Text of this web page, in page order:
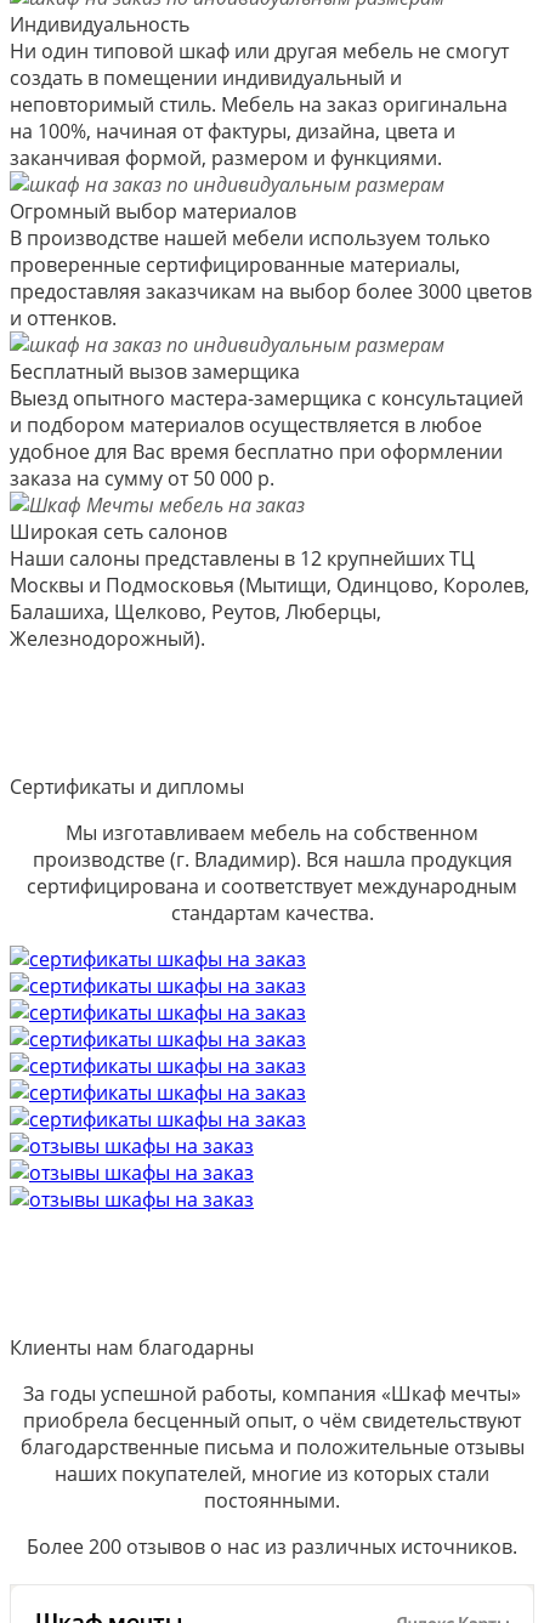
Индивидуальность
Ни один типовой шкаф или другая мебель не смогут
создать в помещении индивидуальный и
неповторимый стиль. Мебель на заказ оригинальна
на 100%, начиная от фактуры, дизайна, цвета и
заканчивая формой, размером и функциями.
Огромный выбор материалов
В производстве нашей мебели используем только
проверенные сертифицированные материалы,
предоставляя заказчикам на выбор более 3000 цветов
и оттенков.
Бесплатный вызов замерщика
Выезд опытного мастера-замерщика с консультацией
и подбором материалов осуществляется в любое
удобное для Вас время бесплатно при оформлении
заказа на сумму от 50 000 р.
Широкая сеть салонов
Наши салоны представлены в 12 крупнейших ТЦ
Москвы и Подмосковья (Мытищи, Одинцово, Королев,
Балашиха, Щелково, Реутов, Люберцы,
Железнодорожный).
Сертификаты и дипломы
Мы изготавливаем мебель на собственном
производстве (г. Владимир). Вся нашла продукция
сертифицирована и соответствует международным
стандартам качества.
Клиенты нам благодарны
За годы успешной работы, компания «Шкаф мечты»
приобрела бесценный опыт, о чём свидетельствуют
благодарственные письма и положительные отзывы
наших покупателей, многие из которых стали
постоянными.
Более 200 отзывов о нас из различных источников.